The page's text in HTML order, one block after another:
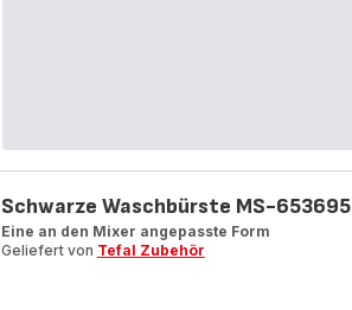
Schwarze Waschbürste MS-653695
Eine an den Mixer angepasste Form
Geliefert von Tefal Zubehör